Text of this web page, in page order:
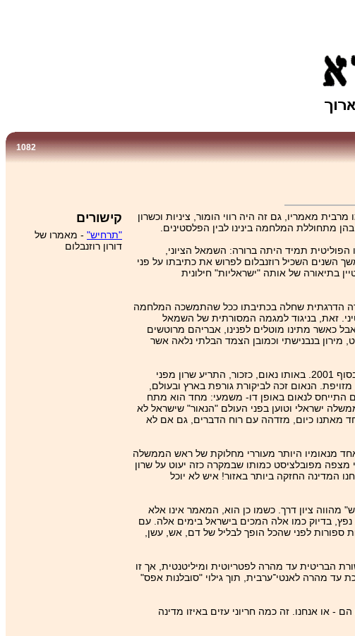
1082
מאמריו, גם זה היה רווי הומור, ציניות וכשרון
מתחוללת המלחמה בינינו לבין הפלסטינים.
השתייכותו הפוליטית תמיד היתה ברורה: השמאל הציוני,
במשך השנים השכיל רוזנבלום לפרוש את כתיבתו על פני
בתיאורה של אותה "ישראליות" חילונית
הדרגתית שחלה בכתיבתו ככל שהתמשכה המלחמה
זאת, בניגוד למגמה המסורתית של השמאל
כאשר מתינו מוטלים לפנינו, אבריהם מרוטשים
מירון בנבנישתי וכמובן הצמד הבלתי נלאה אשר
דוגמה מעניינת לבחירתו זו של דורון רוזנבלום ניתן היה לראות במאמר אותו הוא כתב בעקבות "נאום צ'כוסלובקיה" שנשא ראש הממשלה שרון בסוף 2001. באותו נאום, כזכור, התריע שרון מפני
בינלאומית מזויפת. הנאום זכה לביקורת גורפת בארץ ובעולם,
התייחס לנאום באופן דו- משמעי: מחד הוא מתח
ישראלי וטוען בפני העולם "הנאור" שישראל לא
מאתנו כיום, מזדהה עם רוח הדברים, גם אם לא
מנאומיו היותר מעוררי מחלוקת של ראש הממשלה
מצפה מפובלציסט כמותו שבמקרה כזה יעוט על שרון
המדינה החזקה ביותר באזור! איש לא יוכל
מהווה ציון דרך. כשמו כן הוא, המאמר אינו אלא
בדיוק כמו אלה המכים בישראל בימים אלה. עם
ספורות לפני שהכל הופך לבליל של דם, אש, עשן,
הבריטית עד מהרה לפטריוטית ומיליטנטית, אך זו
עד מהרה לאנטי־ערבית, תוך גילוי "סובלנות אפס"
או אנחנו. זה כמה חריוני עזים באיזו מדינה
קישורים
"תרחיש" - מאמרו של
דורון רוזנבלום